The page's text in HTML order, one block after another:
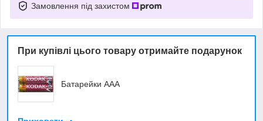
Замовлення під захистом
При купівлі цього товару отримайте подарунок
Батарейки ААА